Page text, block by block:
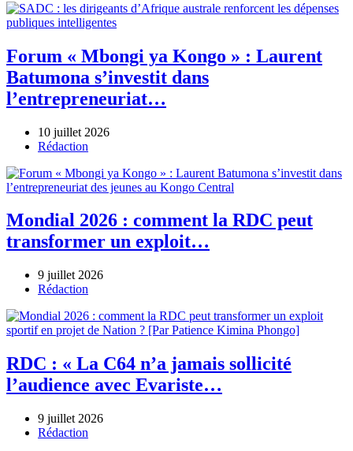
Forum « Mbongi ya Kongo » : Laurent
Batumona s’investit dans
l’entrepreneuriat…
10 juillet 2026
Author
Rédaction
Mondial 2026 : comment la RDC peut
transformer un exploit…
9 juillet 2026
Author
Rédaction
RDC : « La C64 n’a jamais sollicité
l’audience avec Evariste…
9 juillet 2026
Author
Rédaction